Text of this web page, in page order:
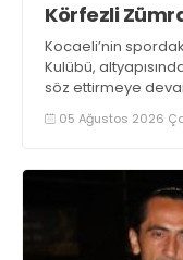
Körfezli
Kocaeli’nin
Kulübü,
söz ettirmeye
05 Ağustos 2026